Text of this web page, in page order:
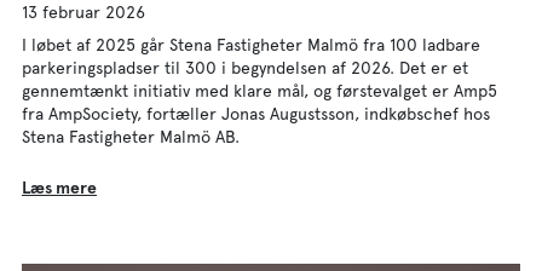
13 februar 2026
I løbet af 2025 går Stena Fastigheter Malmö fra 100 ladbare
parkeringspladser til 300 i begyndelsen af 2026. Det er et
gennemtænkt initiativ med klare mål, og førstevalget er Amp5
fra AmpSociety, fortæller Jonas Augustsson, indkøbschef hos
Stena Fastigheter Malmö AB.
Læs mere